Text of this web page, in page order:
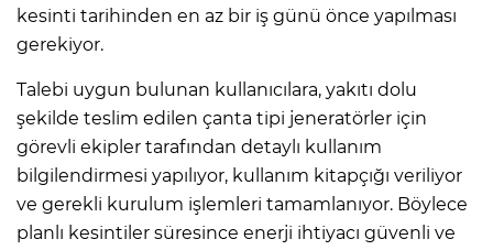
kesinti tarihinden en az bir iş günü önce yapılması
gerekiyor.
Talebi uygun bulunan kullanıcılara, yakıtı dolu
şekilde teslim edilen çanta tipi jeneratörler için
görevli ekipler tarafından detaylı kullanım
bilgilendirmesi yapılıyor, kullanım kitapçığı veriliyor
ve gerekli kurulum işlemleri tamamlanıyor. Böylece
planlı kesintiler süresince enerji ihtiyacı güvenli ve